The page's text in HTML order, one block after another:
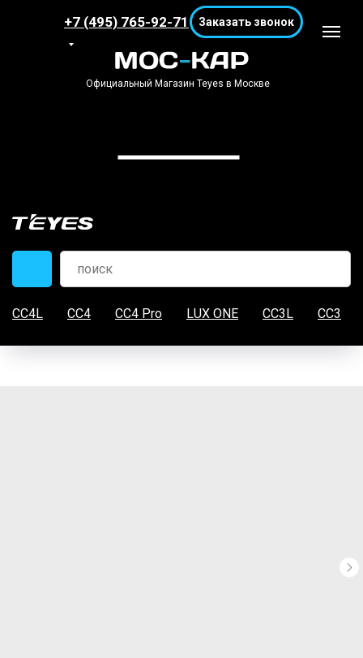
Официальный Магазин Teyes в Москве
+7 (495) 765-92-71 Заказать звонок
CC4L CC4 CC4 Pro LUX ONE CC3L CC3